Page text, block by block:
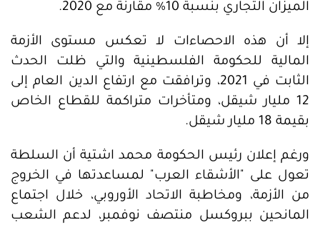
الميزان التجاري بنسبة 10% مقارنة مع 2020.
إلا أن هذه الاحصاءات لا تعكس مستوى الأزمة
المالية للحكومة الفلسطينية والتي ظلت الحدث
الثابت في 2021، وترافقت مع ارتفاع الدين العام إلى
12 مليار شيقل، ومتأخرات متراكمة للقطاع الخاص
بقيمة 18 مليار شيقل.
ورغم إعلان رئيس الحكومة محمد اشتية أن السلطة
تعول على "الأشقاء العرب" لمساعدتها في الخروج
من الأزمة، ومخاطبة الاتحاد الأوروبي، خلال اجتماع
المانحين ببروكسل منتصف نوفمبر، لدعم الشعب